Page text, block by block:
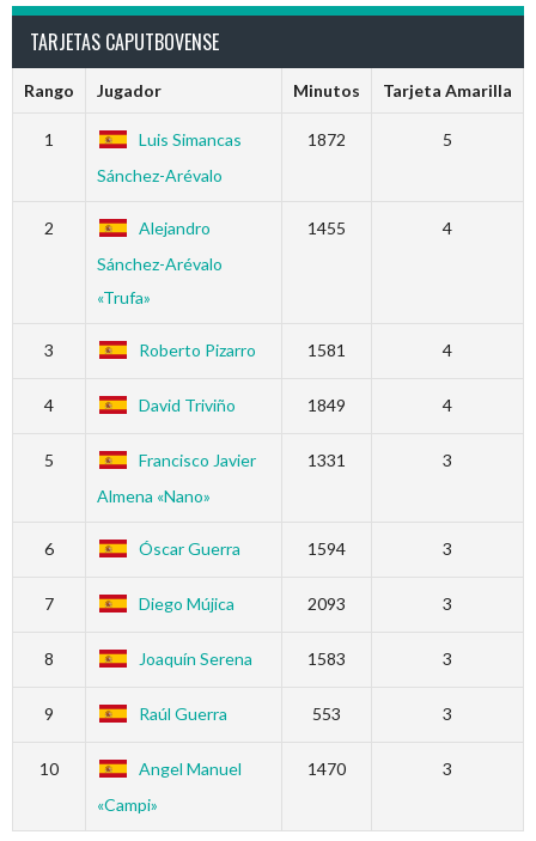
TARJETAS CAPUTBOVENSE
Rango Jugador Minutos Tarjeta Amarilla
1
Luis Simancas
Sánchez-Arévalo
1872 5
2
Alejandro
Sánchez-Arévalo
«Trufa»
1455 4
3 Roberto Pizarro 1581 4
4 David Triviño 1849 4
5
Francisco Javier
Almena «Nano»
1331 3
6 Óscar Guerra 1594 3
7 Diego Mújica 2093 3
8 Joaquín Serena 1583 3
9 Raúl Guerra 553 3
10
Angel Manuel
«Campi»
1470 3